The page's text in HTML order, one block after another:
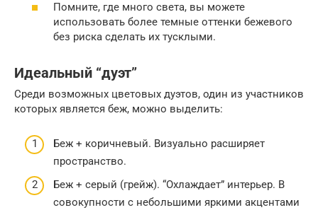
Помните, где много света, вы можете
использовать более темные оттенки бежевого
без риска сделать их тусклыми.
Идеальный “дуэт”
Среди возможных цветовых дуэтов, один из участников
которых является беж, можно выделить:
Беж + коричневый. Визуально расширяет
пространство.
Беж + серый (грейж). “Охлаждает” интерьер. В
совокупности с небольшими яркими акцентами